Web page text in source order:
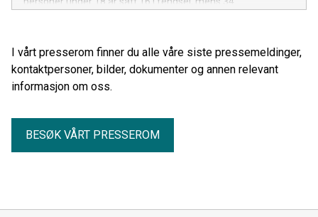
I vårt presserom finner du alle våre siste pressemeldinger,
kontaktpersoner, bilder, dokumenter og annen relevant
informasjon om oss.
BESØK VÅRT PRESSEROM